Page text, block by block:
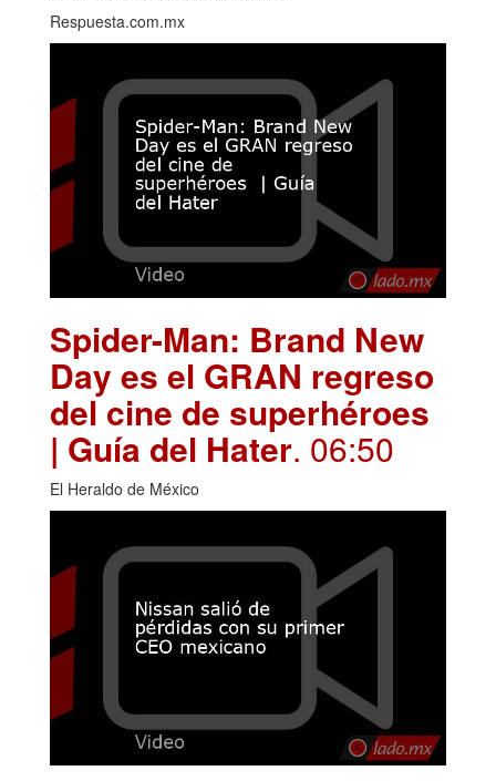
Respuesta.com.mx
Spider-Man: Brand New
Day es el GRAN regreso
del cine de superhéroes
| Guía del Hater. 06:50
El Heraldo de México